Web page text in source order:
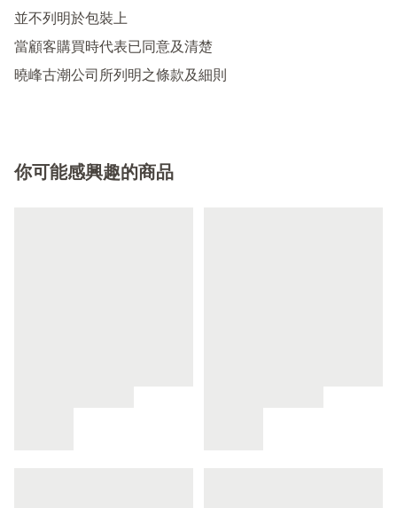
並不列明於包裝上
當顧客購買時代表已同意及清楚
你可能感興趣的商品